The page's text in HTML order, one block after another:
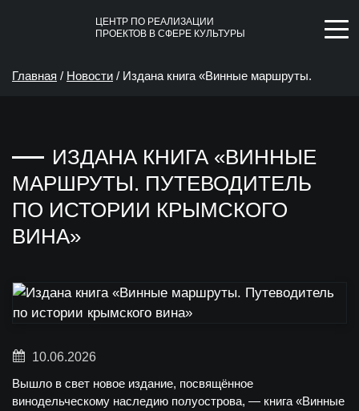
ЦЕНТР ПО РЕАЛИЗАЦИИ
ПРОЕКТОВ В СФЕРЕ КУЛЬТУРЫ
Главная / Новости / Издана книга «Винные маршруты.
ИЗДАНА КНИГА «ВИННЫЕ
МАРШРУТЫ. ПУТЕВОДИТЕЛЬ
ПО ИСТОРИИ КРЫМСКОГО
ВИНА»
10.06.2026
Вышло в свет новое издание, посвящённое
винодельческому наследию полуострова, — книга «Винные